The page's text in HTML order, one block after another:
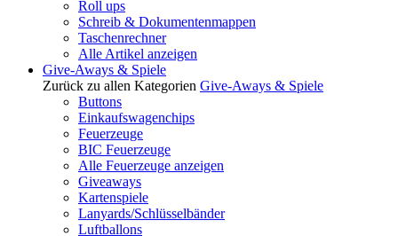
Roll ups
Schreib & Dokumentenmappen
Taschenrechner
Alle Artikel anzeigen
Give-Aways & Spiele
Zurück zu allen Kategorien Give-Aways & Spiele
Buttons
Einkaufswagenchips
Feuerzeuge
BIC Feuerzeuge
Alle Feuerzeuge anzeigen
Giveaways
Kartenspiele
Lanyards/Schlüsselbänder
Luftballons